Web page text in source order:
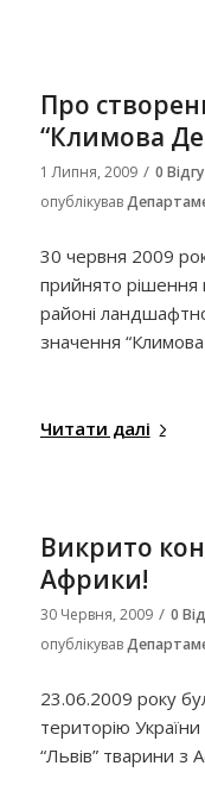
Про
“Климова
1 Липня, 2009 / 0
опублікував
30 червня 2009
прийнято рішення
районі
значення
Читати далі
Викрито
Африки!
30 Червня, 2009 / 0
опублікував
23.06.2009 року
територію
“Львів” тварини з